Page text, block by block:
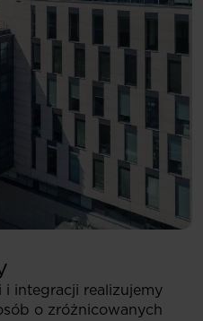
integracji realizujemy
o zróżnicowanych